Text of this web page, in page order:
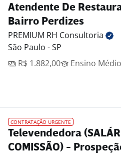
Atendente De
Bairro Perdizes
PREMIUM RH Consultoria
São Paulo - SP
R$ 1.882,00
Ensino
CONTRATAÇÃO URGENTE
Televendedora
COMISSÃO) -